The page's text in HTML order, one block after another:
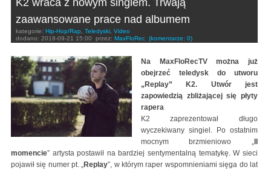
K2 wraca z nowym singlem. Trwają
zaawansowane prace nad albumem
kategorie: Hip-Hop/Rap Teledyski Video
dodano: 2018-09-21 15:00 przez: MaxFloRec (komentarze: 0)
Na MaxFloRecTV można już
obejrzeć teledysk do utworu
„Replay” K2. Utwór jest
zapowiedzią zbliżającej się płyty
rapera
K2 zaprezentował długo
wyczekiwany singiel. Po ostatnim
mocnym brzmieniowo „II
momencie” artysta postawił na bardziej sentymentalną tematykę. W sieci
pojawił się numer pt. „Replay”, w którym raper wspomnieniami sięga do lat